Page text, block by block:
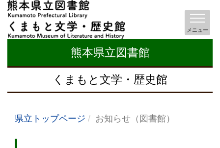
熊本県立図書館
くまもと文学・歴史館
メニュー
県立トップページ お知らせ（図書館）